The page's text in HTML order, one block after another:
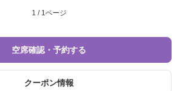
1 / 1ページ
空席確認・予約する
クーポン情報